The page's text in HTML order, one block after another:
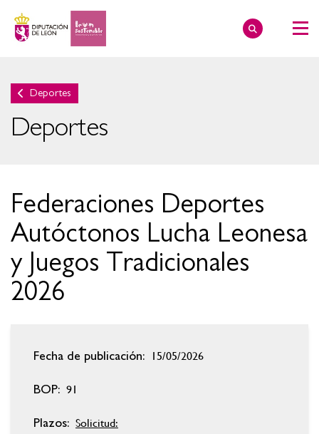
Deportes
Deportes
Federaciones Deportes
Autóctonos Lucha Leonesa
y Juegos Tradicionales
2026
Fecha de publicación: 15/05/2026
BOP: 91
Plazos: Solicitud: